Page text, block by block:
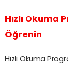
Hızlı Okuma
Öğrenin
Hızlı Okuma